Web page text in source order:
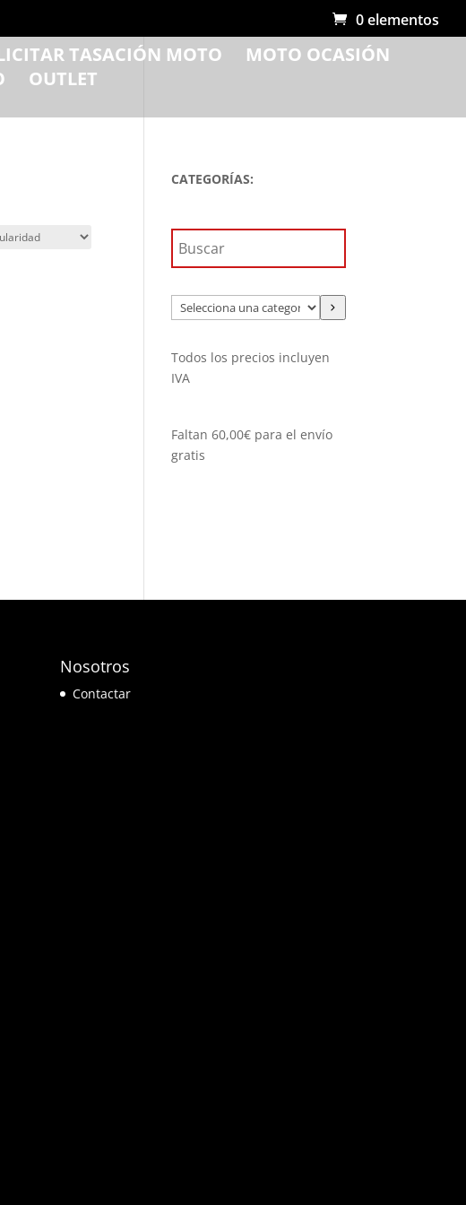
0 elementos
TASACIÓN MOTO
MOTO OCASIÓN
OUTLET
CATEGORÍAS:
Selecciona
una
Todos los precios incluyen
IVA
Faltan60,00€ para el envío
gratis
Nosotros
Contactar